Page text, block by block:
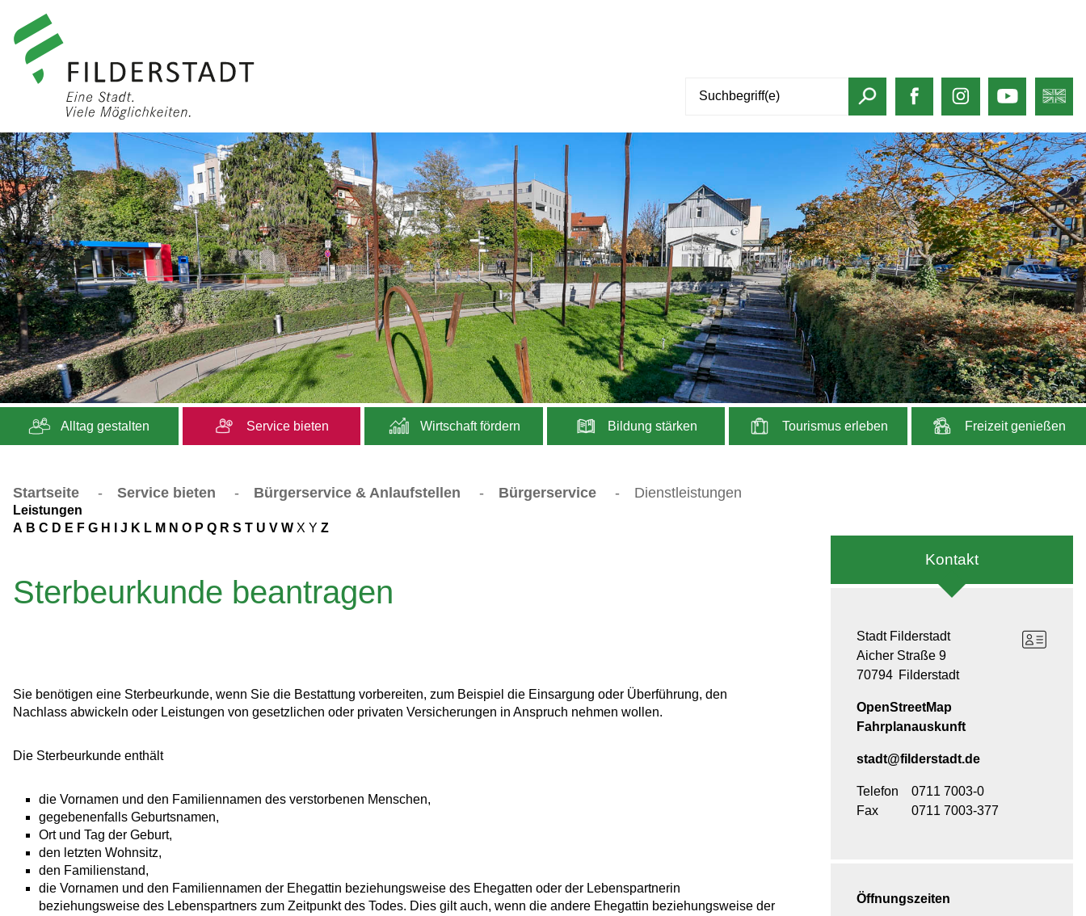
Alltag gestalten Service bieten Wirtschaft fördern Bildung stärken Tourismus erleben Freizeit genießen
Startseite - Service bieten - Bürgerservice & Anlaufstellen - Bürgerservice - Dienstleistungen
Leistungen
A B C D E F G H J K L M N O P Q R S T U V W X Y Z
Sterbeurkunde beantragen
Sie benötigen eine Sterbeurkunde, wenn Sie die Bestattung vorbereiten, zum Beispiel die Einsargung oder Überführung, den
Nachlass abwickeln oder Leistungen von gesetzlichen oder privaten Versicherungen in Anspruch nehmen wollen.
Die Sterbeurkunde enthält
die Vornamen und den Familiennamen des verstorbenen Menschen,
gegebenenfalls Geburtsnamen,
Ort und Tag der Geburt,
den letzten Wohnsitz,
den Familienstand,
die Vornamen und den Familiennamen der Ehegattin beziehungsweise des Ehegatten oder der Lebenspartnerin
beziehungsweise des Lebenspartners zum Zeitpunkt des Todes. Dies gilt auch, wenn die andere Ehegattin beziehungsweise der
Kontakt
Stadt Filderstadt
Aicher Straße 9
70794 Filderstadt
OpenStreetMap
Fahrplanauskunft
stadt@filderstadt.de
Telefon
0711 7003-0
Fax
0711 7003-377
Öffnungszeiten